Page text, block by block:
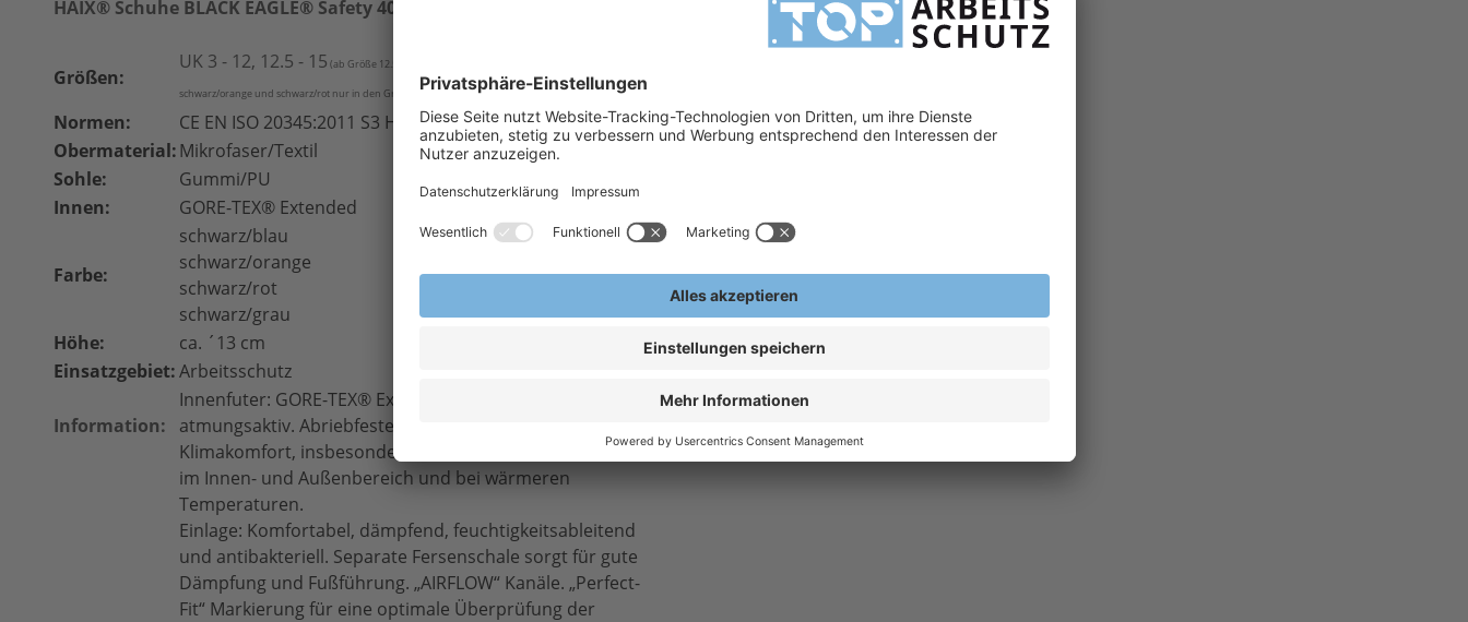
HAIX® Schuhe BLACK EAGLE® Safety 40.1 MID
Größen:
UK 3 - 12, 12.5 - 15 (ab Größe 12.5 zzgl. ÜGZ siehe Auswahl)
schwarz/orange und schwarz/rot nur in den Größen 4 - 12 erhältlich
Normen:
CE EN ISO 20345:2011 S3 HRO HI CI WR SRC
Obermaterial:Mikrofaser/Textil
Sohle:
Gummi/PU
Innen:
GORE-TEX® Extended
Farbe:
schwarz/blau
schwarz/orange
schwarz/rot
schwarz/grau
Höhe:
ca. ´13 cm
Einsatzgebiet:Arbeitsschutz
Information:
Innenfuter: GORE-TEX® Extended; wasserdicht und hoch
atmungsaktiv. Abriebfester Futterstoff mit höchstem
Klimakomfort, insbesondere für flexiblen Wechseleinsatz
im Innen- und Außenbereich und bei wärmeren
Temperaturen.
Einlage: Komfortabel, dämpfend, feuchtigkeitsableitend
und antibakteriell. Separate Fersenschale sorgt für gute
Dämpfung und Fußführung. „AIRFLOW“ Kanäle. „Perfect-
Fit“ Markierung für eine optimale Überprüfung der
Einheit
Paar